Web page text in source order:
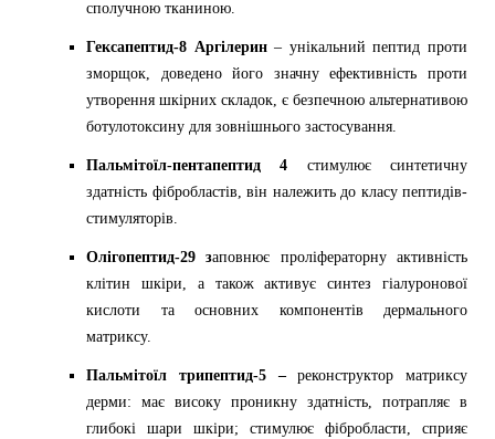
сполучною тканиною.
Гексапептид-8 Аргілерин– унікальний пептид проти
зморщок, доведено його значну ефективність проти
утворення шкірних складок, є безпечною альтернативою
ботулотоксину для зовнішнього застосування.
Пальмітоїл-пентапептид 4 стимулює синтетичну
здатність фібробластів, він належить до класу пептидів-
стимуляторів.
Олігопептид-29 заповнює проліфераторну активність
клітин шкіри, а також активує синтез гіалуронової
кислоти та основних компонентів дермального
матриксу.
Пальмітоїл трипептид-5 –реконструктор матриксу
дерми: має високу проникну здатність, потрапляє в
глибокі шари шкіри; стимулює фібробласти, сприяє